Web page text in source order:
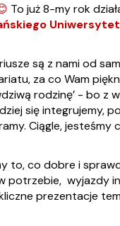
To już 8-my rok
są z nami od
za co Wam
rodzinę’ - bo z
się integrujemy,
Ciągle, jesteśmy
to, co dobre i
potrzebie, wyjazdy
prezentacje